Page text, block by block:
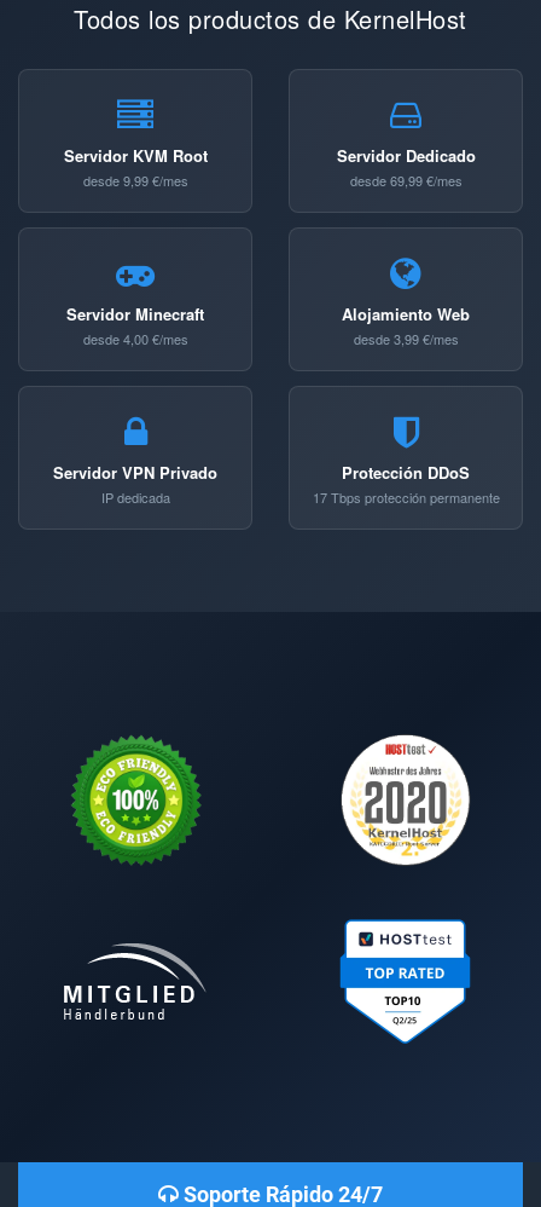
Todos los productos de KernelHost
Servidor KVM Root
desde 9,99 €/mes
Servidor Dedicado
desde 69,99 €/mes
Servidor Minecraft
desde 4,00 €/mes
Alojamiento Web
desde 3,99 €/mes
Servidor VPN Privado
IP dedicada
Protección DDoS
17 Tbps protección permanente
Soporte Rápido 24/7